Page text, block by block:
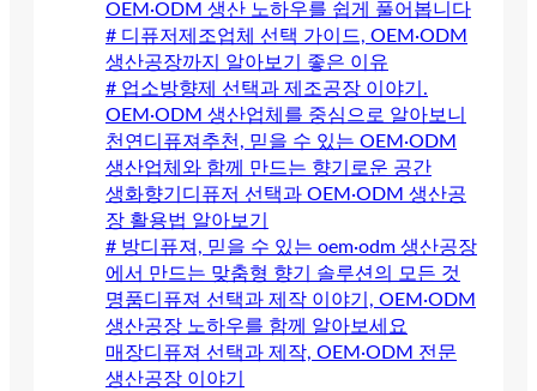
OEM·ODM 생산 노하우를 쉽게 풀어봅니다
# 디퓨저제조업체 선택 가이드, OEM·ODM
생산공장까지 알아보기 좋은 이유
# 업소방향제 선택과 제조공장 이야기.
OEM·ODM 생산업체를 중심으로 알아보니
천연디퓨져추천, 믿을 수 있는 OEM·ODM
생산업체와 함께 만드는 향기로운 공간
생화향기디퓨저 선택과 OEM·ODM 생산공
장 활용법 알아보기
# 방디퓨져, 믿을 수 있는 oem·odm 생산공장
에서 만드는 맞춤형 향기 솔루션의 모든 것
명품디퓨져 선택과 제작 이야기, OEM·ODM
생산공장 노하우를 함께 알아보세요
매장디퓨져 선택과 제작, OEM·ODM 전문
생산공장 이야기